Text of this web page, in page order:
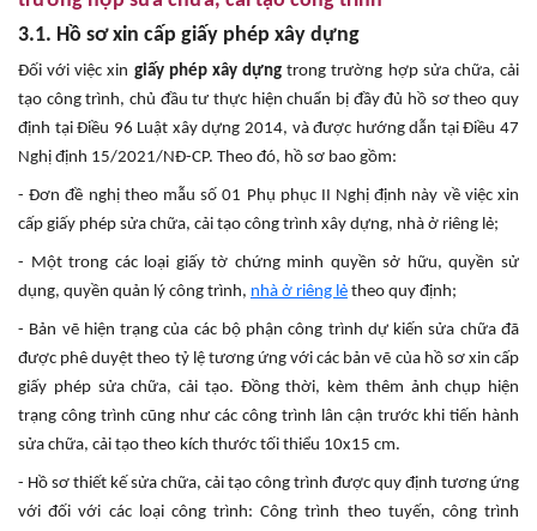
3.1. Hồ sơ xin cấp giấy phép xây dựng
Đối với việc xin giấy phép xây dựng trong trường hợp sửa chữa, cải
tạo công trình, chủ đầu tư thực hiện chuẩn bị đầy đủ hồ sơ theo quy
định tại Điều 96 Luật xây dựng 2014, và được hướng dẫn tại Điều 47
Nghị định 15/2021/NĐ-CP. Theo đó, hồ sơ bao gồm:
- Đơn đề nghị theo mẫu số 01 Phụ phục II Nghị định này về việc xin
cấp giấy phép sửa chữa, cải tạo công trình xây dựng, nhà ở riêng lẻ;
- Một trong các loại giấy tờ chứng minh quyền sở hữu, quyền sử
dụng, quyền quản lý công trình, nhà ở riêng lẻ theo quy định;
- Bản vẽ hiện trạng của các bộ phận công trình dự kiến sửa chữa đã
được phê duyệt theo tỷ lệ tương ứng với các bản vẽ của hồ sơ xin cấp
giấy phép sửa chữa, cải tạo. Đồng thời, kèm thêm ảnh chụp hiện
trạng công trình cũng như các công trình lân cận trước khi tiến hành
sửa chữa, cải tạo theo kích thước tối thiểu 10x15 cm.
- Hồ sơ thiết kế sửa chữa, cải tạo công trình được quy định tương ứng
với đối với các loại công trình: Công trình theo tuyến, công trình